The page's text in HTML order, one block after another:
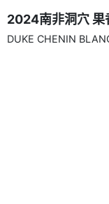
2024南非洞穴 果
DUKE CHENIN